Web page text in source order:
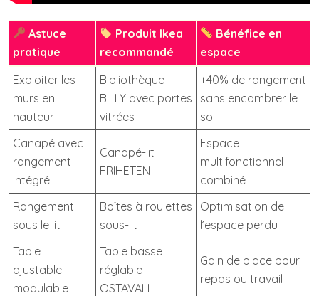
Astuce
pratique
Produit Ikea
recommandé
Bénéfice en
espace
Exploiter les
murs en
hauteur
Bibliothèque
BILLY avec portes
vitrées
+40% de rangement
sans encombrer le
sol
Canapé avec
rangement
intégré
Canapé-lit
FRIHETEN
Espace
multifonctionnel
combiné
Rangement
sous le lit
Boîtes à roulettes
sous-lit
Optimisation de
l’espace perdu
Table
ajustable
modulable
Table basse
réglable
ÖSTAVALL
Gain de place pour
repas ou travail